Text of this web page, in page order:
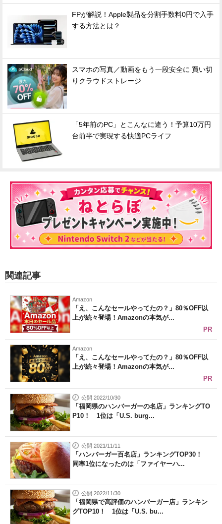
FPが解説！Apple製品を分割手数料0円で入手
する方法とは？
スマホの写真／動画をもう一段安全に 買い切
りクラウドストレージ
「5年前のPC」とこんなに違う！予算10万円
台前半で実現する快適PCライフ
関連記事
Amazon
「え、こんなセールやってたの？」80％OFF以
上が続々登場！Amazonの本気が...
PR
Amazon
「え、こんなセールやってたの？」80％OFF以
上が続々登場！Amazonの本気が...
PR
公開 2022/10/30
「福岡県のハンバーガーの名店」ランキングTO
P10！ 1位は「U.S. burg...
公開 2021/11/11
「ハンバーガー百名店」ランキングTOP30！
同率1位になったのは「ファイヤーハ...
公開 2022/11/30
「福岡県で高評価のハンバーガー店」ランキン
グTOP10！ 1位は「U.S. bu...